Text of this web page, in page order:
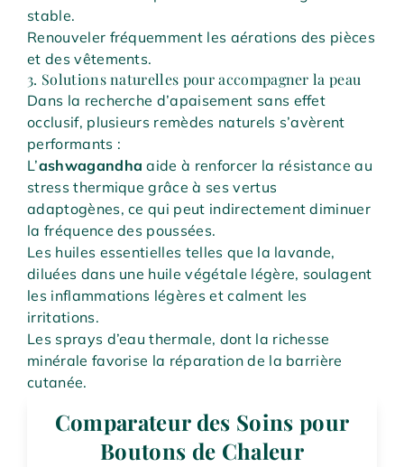
stable.
Renouveler fréquemment les aérations des pièces
et des vêtements.
3. Solutions naturelles pour accompagner la peau
Dans la recherche d’apaisement sans effet
occlusif, plusieurs remèdes naturels s’avèrent
performants :
L’ashwagandha aide à renforcer la résistance au
stress thermique grâce à ses vertus
adaptogènes, ce qui peut indirectement diminuer
la fréquence des poussées.
Les huiles essentielles telles que la lavande,
diluées dans une huile végétale légère, soulagent
les inflammations légères et calment les
irritations.
Les sprays d’eau thermale, dont la richesse
minérale favorise la réparation de la barrière
cutanée.
Comparateur des Soins pour
Boutons de Chaleur